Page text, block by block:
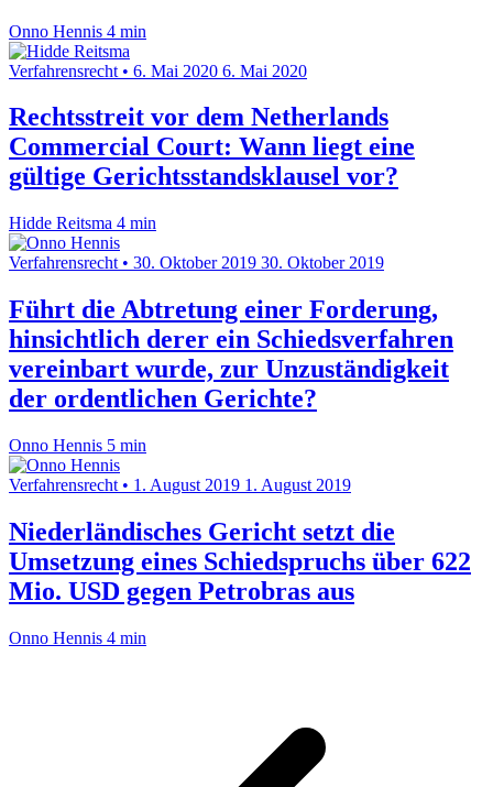
Onno Hennis 4 min
Verfahrensrecht • 6. Mai 2020 6. Mai 2020
Rechtsstreit vor dem Netherlands
Commercial Court: Wann liegt eine
gültige Gerichtsstandsklausel vor?
Hidde Reitsma 4 min
Verfahrensrecht • 30. Oktober 2019 30. Oktober 2019
Führt die Abtretung einer Forderung,
hinsichtlich derer ein Schiedsverfahren
vereinbart wurde, zur Unzuständigkeit
der ordentlichen Gerichte?
Onno Hennis 5 min
Verfahrensrecht • 1. August 2019 1. August 2019
Niederländisches Gericht setzt die
Umsetzung eines Schiedspruchs über 622
Mio. USD gegen Petrobras aus
Onno Hennis 4 min